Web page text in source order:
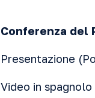
Conferenza del
Presentazione
Video in spagnolo